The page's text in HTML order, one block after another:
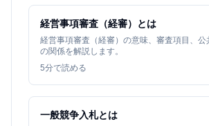
経営事項審査（経審）とは
経営事項審査（経審）の意味、審査項目、公
の関係を解説します。
5分で読める
一般競争入札とは